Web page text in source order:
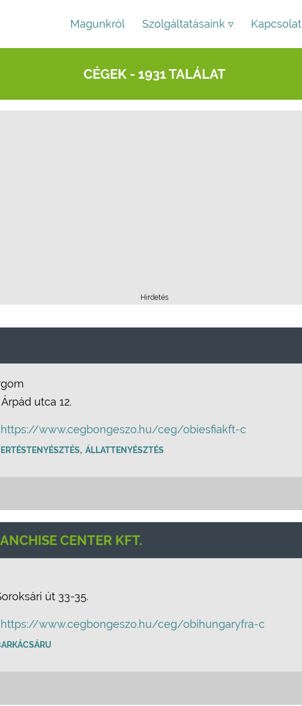
Magunkról Szolgáltatásaink ▿ Kapcsolat
CÉGEK - 1931 TALÁLAT
Hirdetés
utca 12.
https://www.cegbongeszo.hu/ceg/obiesfiakft-c
, ÁLLATTENYÉSZTÉS
CENTER KFT.
út 33-35.
https://www.cegbongeszo.hu/ceg/obihungaryfra-c